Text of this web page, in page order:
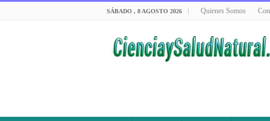
SÁBADO , 8 AGOSTO 2026 Quienes Somos